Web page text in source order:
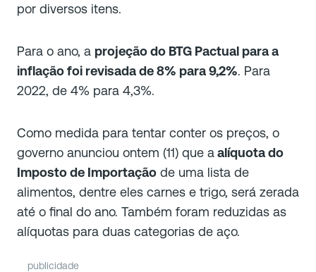
por diversos itens.
Para o ano, a projeção do BTG Pactual para a
inflação foi revisada de 8% para 9,2%. Para
2022, de 4% para 4,3%.
Como medida para tentar conter os preços, o
governo anunciou ontem (11) que aalíquota do
Imposto de Importação de uma lista de
alimentos, dentre eles carnes e trigo, será zerada
até o final do ano. Também foram reduzidas as
alíquotas para duas categorias de aço.
publicidade